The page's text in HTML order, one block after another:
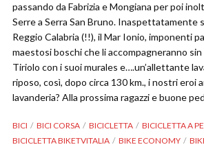
passando da Fabrizia e Mongiana per poi
Serre a Serra San Bruno. Inaspettatamente
Reggio Calabria (!!), il Mar Ionio, imponenti
maestosi boschi che li accompagneranno sin
Tiriolo con i suoi murales e….un’allettante
riposo, così, dopo circa 130 km., i nostri eroi
lavanderia? Alla prossima ragazzi e buone
BICI BICI CORSA BICICLETTA
BICICLETTA A
BICICLETTA BIKETVITALIA
BIKE ECONOMY